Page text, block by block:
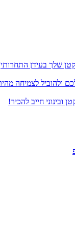
שלך בעידן התחרותי
ולהוביל לצמיחה